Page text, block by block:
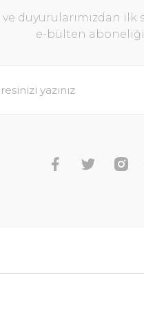
Morakniv
ve duyurularımızdan
e-bülten